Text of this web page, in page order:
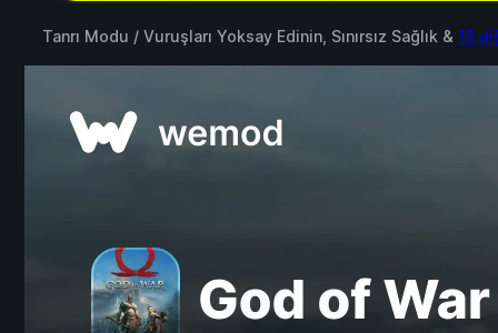
Tanrı Modu / Vuruşları Yoksay Edinin, Sınırsız Sağlık & 13